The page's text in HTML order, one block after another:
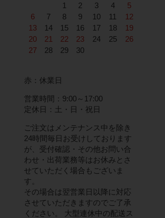
1
2 3 4
5
6
7 8 9 10 11
12
13
14 15 16 17 18
19
20
21 22 23 24 25
26
27
28 29 30
赤：休業日
営業時間：9:00～17:00
定休日：土・日・祝日
ご注文はメンテナンス中を除き
24時間毎日お受けしております
が、受付確認・その他お問い合
わせ・出荷業務等はお休みとさ
せていただく場合もございま
す。
その場合は翌営業日以降に対応
させていただきますのでご了承
ください。 大型連休中の配送ス